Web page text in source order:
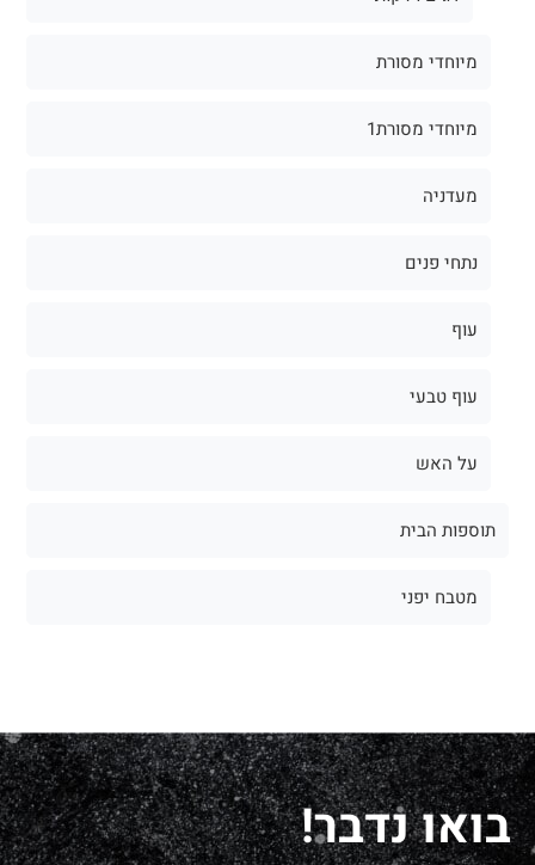
מיוחדי מסורת
מיוחדי מסורת1
מעדניה
נתחי פנים
עוף
עוף טבעי
על האש
תוספות הבית
מטבח יפני
בואו נדבר!